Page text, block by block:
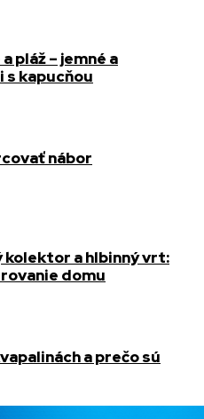
pláž – jemné a
s kapucňou
nábor
kolektor a hlbinný vrt:
domu
a prečo sú